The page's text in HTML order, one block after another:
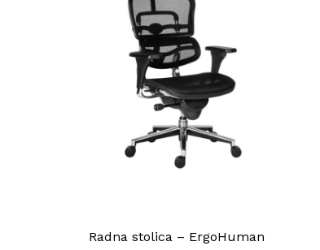
Radna stolica – ErgoHuman